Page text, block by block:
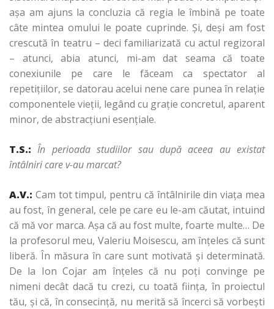
aşa am ajuns la concluzia că regia le îmbină pe toate
câte mintea omului le poate cuprinde. Şi, deşi am fost
crescută în teatru – deci familiarizată cu actul regizoral
– atunci, abia atunci, mi-am dat seama că toate
conexiunile pe care le făceam ca spectator al
repetiţiilor, se datorau acelui nene care punea în relaţie
componentele vieţii, legând cu graţie concretul, aparent
minor, de abstracţiuni esenţiale.
T.S.:În perioada studiilor sau după aceea au existat
întâlniri care v-au marcat?
A.V.: Cam tot timpul, pentru că întâlnirile din viaţa mea
au fost, în general, cele pe care eu le-am căutat, intuind
că mă vor marca. Aşa că au fost multe, foarte multe… De
la profesorul meu, Valeriu Moisescu, am înţeles că sunt
liberă. În măsura în care sunt motivată şi determinată.
De la Ion Cojar am înţeles că nu poţi convinge pe
nimeni decât dacă tu crezi, cu toată fiinţa, în proiectul
tău, şi că, în consecinţă, nu merită să încerci să vorbeşti